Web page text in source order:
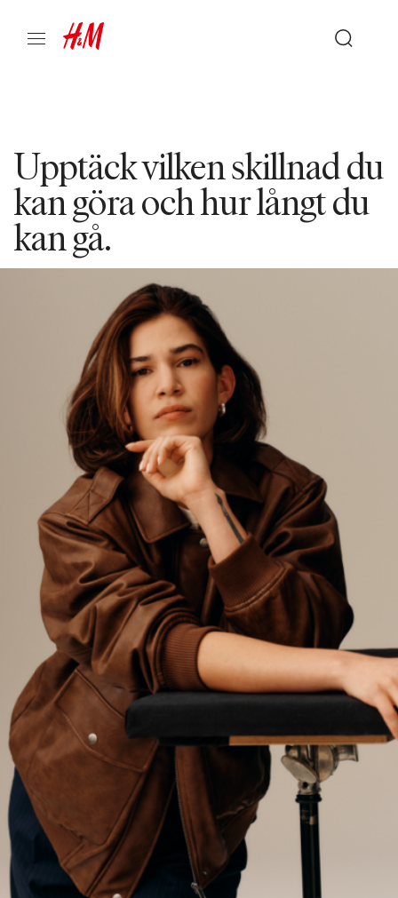
Upptäck vilken skillnad du
kan göra och hur långt du
kan gå.